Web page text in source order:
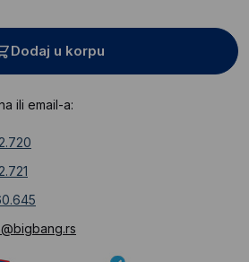
Dodaj u korpu
ili email-a: